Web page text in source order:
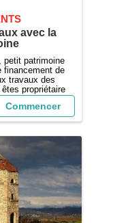
avec la
petit patrimoine
financement de
travaux des
propriétaire
ou de l'i...
Commencer